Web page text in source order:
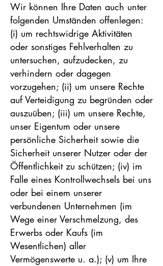
Wir können Ihre Daten auch unter
folgenden Umständen offenlegen:
(i) um rechtswidrige Aktivitäten
oder sonstiges Fehlverhalten zu
untersuchen, aufzudecken, zu
verhindern oder dagegen
vorzugehen; (ii) um unsere Rechte
auf Verteidigung zu begründen oder
auszuüben; (iii) um unsere Rechte,
unser Eigentum oder unsere
persönliche Sicherheit sowie die
Sicherheit unserer Nutzer oder der
Öffentlichkeit zu schützen; (iv) im
Falle eines Kontrollwechsels bei uns
oder bei einem unserer
verbundenen Unternehmen (im
Wege einer Verschmelzung, des
Erwerbs oder Kaufs (im
Wesentlichen) aller
Vermögenswerte u. a.); (v) um Ihre